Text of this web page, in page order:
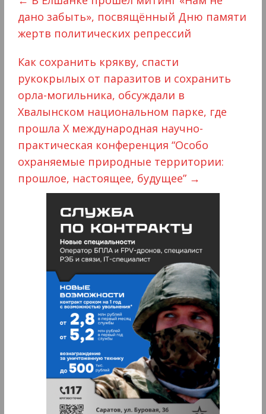
дано забыть», посвящённый Дню памяти
жертв политических репрессий
Как сохранить крякву, спасти
рукокрылых от паразитов и сохранить
орла-могильника, обсуждали в
Хвалынском национальном парке, где
прошла X международная научно-
практическая конференция “Особо
охраняемые природные территории:
прошлое, настоящее, будущее” →